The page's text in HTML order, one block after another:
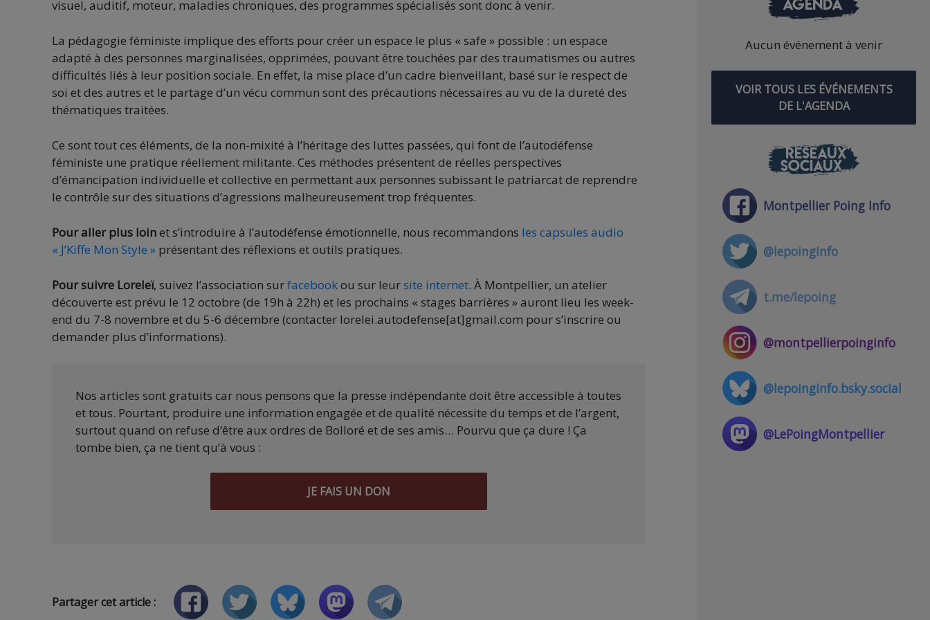
visuel, auditif, moteur, maladies chroniques, des programmes spécialisés sont donc à venir.
La pédagogie féministe implique des efforts pour créer un espace le plus « safe » possible : un espace
adapté à des personnes marginalisées, opprimées, pouvant être touchées par des traumatismes ou autres
difficultés liés à leur position sociale. En effet, la mise place d’un cadre bienveillant, basé sur le respect de
soi et des autres et le partage d’un vécu commun sont des précautions nécessaires au vu de la dureté des
thématiques traitées.
Ce sont tout ces éléments, de la non-mixité à l’héritage des luttes passées, qui font de l’autodéfense
féministe une pratique réellement militante. Ces méthodes présentent de réelles perspectives
d’émancipation individuelle et collective en permettant aux personnes subissant le patriarcat de reprendre
le contrôle sur des situations d’agressions malheureusement trop fréquentes.
Pour aller plus loinet s’introduire à l’autodéfense émotionnelle, nous recommandons les capsules audio
« J’Kiffe Mon Style » présentant des réflexions et outils pratiques.
Pour suivre Loreleï, suivez l’association surfacebookou sur leursite internet. À Montpellier, un atelier
découverte est prévu le 12 octobre (de 19h à 22h) et les prochains « stages barrières » auront lieu les week-
end du 7-8 novembre et du 5-6 décembre (contacter lorelei.autodefense[at]gmail.com pour s’inscrire ou
demander plus d’informations).
Nos articles sont gratuits car nous pensons que la presse indépendante doit être accessible à toutes
et tous. Pourtant, produire une information engagée et de qualité nécessite du temps et de l’argent,
surtout quand on refuse d’être aux ordres de Bolloré et de ses amis… Pourvu que ça dure ! Ça
tombe bien, ça ne tient qu’à vous :
JE FAIS UN DON
Partager cet article :
Aucun événement à venir
VOIR TOUS LES ÉVÉNEMENTS
DE L'AGENDA
RÉSEAUX
SOCIAUX
Montpellier Poing Info
@lepoinginfo
t.me/lepoing
@montpellierpoinginfo
@lepoinginfo.bsky.social
@LePoingMontpellier